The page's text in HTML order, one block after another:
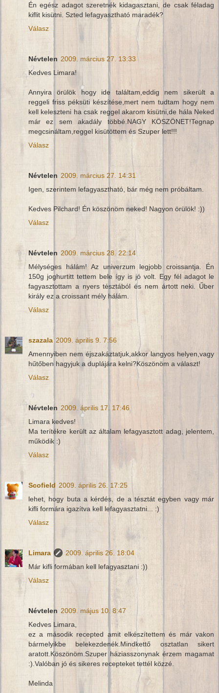
Én egész adagot szeretnék kidagasztani, de csak féladag
kiflit kisütni. Szted lefagyasztható maradék?
Válasz
Névtelen 2009. március 27. 13:33
Kedves Limara!
Annyira örülök hogy ide találtam,eddig nem sikerült a
reggeli friss péksüti készítése,mert nem tudtam hogy nem
kell keleszteni ha csak reggel akarom kisütni,de hála Neked
már ez sem akadály többé.NAGY KÖSZÖNET!Tegnap
megcsináltam,reggel kisütöttem és Szuper lett!!!
Válasz
Névtelen 2009. március 27. 14:31
Igen, szerintem lefagyasztható, bár még nem próbáltam.
Kedves Pilchard! Én köszönöm neked! Nagyon örülök! :))
Válasz
Névtelen 2009. március 28. 22:14
Mélységes hálám! Az univerzum legjobb croissantja. Én
150g joghurtitt tettem bele így is jó volt. Egy fél adagot le
fagyasztottam a nyers tésztából és nem ártott neki. Űber
király ez a croissant mély hálám.
Válasz
szazala 2009. április 9. 7:56
Amennyiben nem éjszakáztatjuk,akkor langyos helyen,vagy
hűtőben hagyjuk a duplájára kelni?Köszönöm a választ!
Válasz
Névtelen 2009. április 17. 17:46
Limara kedves!
Ma terítékre került az általam lefagyasztott adag, jelentem,
működik :)
Válasz
Scofield 2009. április 26. 17:25
lehet, hogy buta a kérdés, de a tésztát egyben vagy már
kifli formára igazítva kell lefagyasztatni... :)
Válasz
Limara
2009. április 26. 18:04
Már kifli formában kell lefagyasztani :))
Válasz
Névtelen 2009. május 10. 8:47
Kedves Limara,
ez a második recepted amit elkészítettem és már vakon
bármelyikbe belekezdenék.Mindkettő osztatlan sikert
aratott.Köszönöm.Szuper háziasszonynak érzem magamat
:).Valóban jó és sikeres recepteket tettél közzé.
Melinda